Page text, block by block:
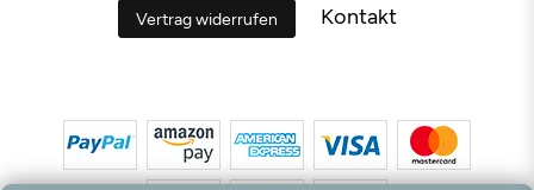
Vertrag widerrufen Kontakt